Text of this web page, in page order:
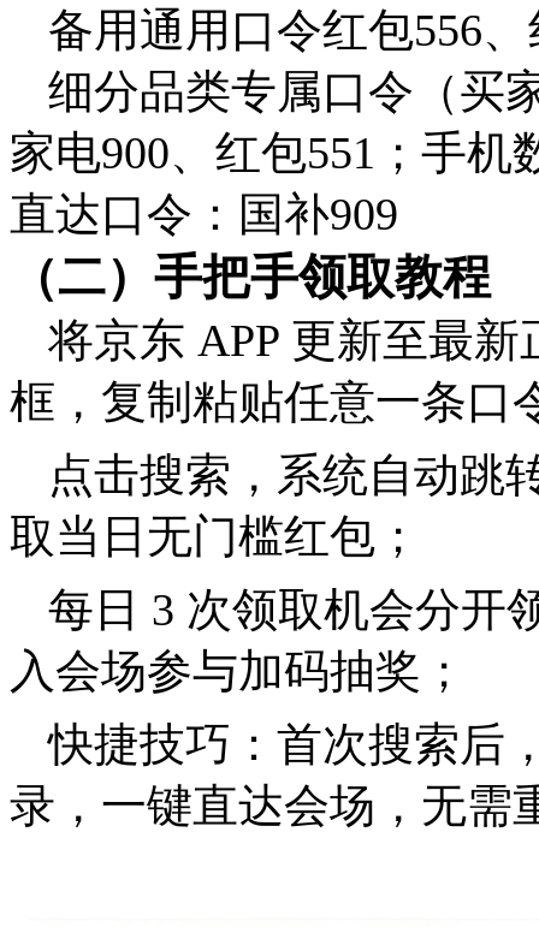
备用通用口令红包556
细分品类专属口令（买
家电900、红包551；手机
直达口令：国补909
（二）手把手领取教程
将京东 APP 更新至最
框，复制粘贴任意一条口
点击搜索，系统自动跳
取当日无门槛红包；
每日 3 次领取机会分开
入会场参与加码抽奖 ；
快捷技巧：首次搜索后
录，一键直达会场，无需